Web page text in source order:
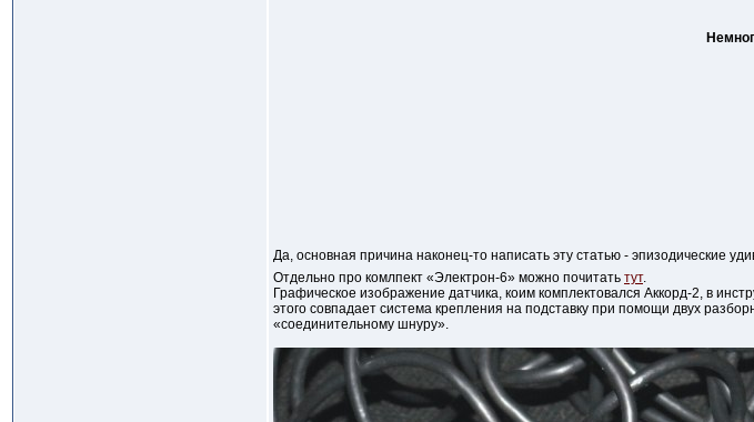
Да, основная причина наконец-то написать эту статью - эпизодические
Отдельно про комлпект «Электрон-6» можно почитать тут.
Графическое изображение датчика, коим комплектовался Аккорд-2, в
этого совпадает система крепления на подставку при помощи двух
«соединительному шнуру».